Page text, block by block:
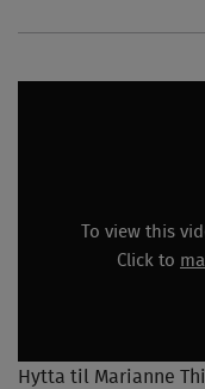
To view this
Click to
Hytta til Marianne